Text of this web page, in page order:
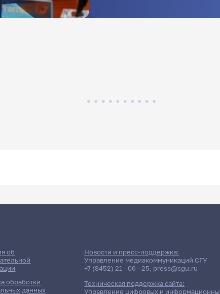
об
обработки
данных
Новости и пресс-поддержка:
Управление медиакоммуникаций СГУ
+7 (8452) 21 - 06 - 25, press@sgu.ru
Техническая поддержка сайта:
Управление цифровых и